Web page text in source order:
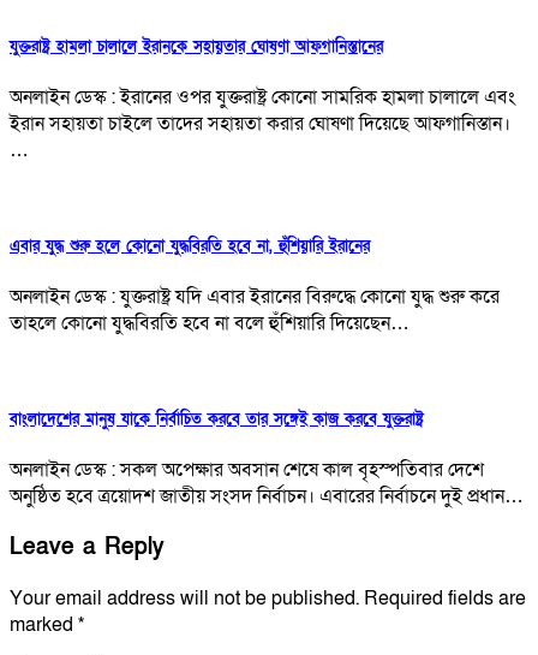
যুক্তরাষ্ট্র হামলা চালালে ইরানকে সহায়তার ঘোষণা আফগানিস্তানের
অনলাইন ডেস্ক : ইরানের ওপর যুক্তরাষ্ট্র কোনো সামরিক হামলা চালালে এবং
ইরান সহায়তা চাইলে তাদের সহায়তা করার ঘোষণা দিয়েছে আফগানিস্তান।
…
এবার যুদ্ধ শুরু হলে কোনো যুদ্ধবিরতি হবে না, হুঁশিয়ারি ইরানের
অনলাইন ডেস্ক : যুক্তরাষ্ট্র যদি এবার ইরানের বিরুদ্ধে কোনো যুদ্ধ শুরু করে
তাহলে কোনো যুদ্ধবিরতি হবে না বলে হুঁশিয়ারি দিয়েছেন…
বাংলাদেশের মানুষ যাকে নির্বাচিত করবে তার সঙ্গেই কাজ করবে যুক্তরাষ্ট্র
অনলাইন ডেস্ক : সকল অপেক্ষার অবসান শেষে কাল বৃহস্পতিবার দেশে
অনুষ্ঠিত হবে ত্রয়োদশ জাতীয় সংসদ নির্বাচন। এবারের নির্বাচনে দুই প্রধান…
Leave a Reply
Your email address will not be published. Required fields are
marked *